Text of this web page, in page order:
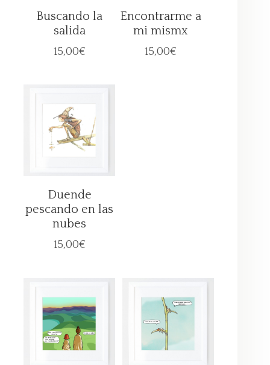
Buscando la
salida
15,00€
Encontrarme a
mi mismx
15,00€
Duende
pescando en las
nubes
15,00€